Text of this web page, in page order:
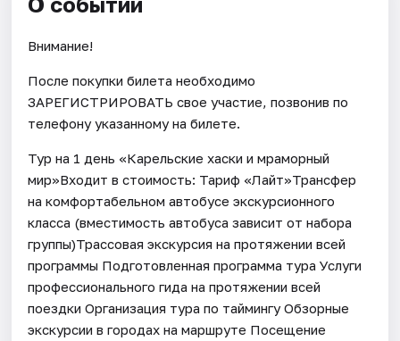
Внимание!
После покупки билета необходимо
ЗАРЕГИСТРИРОВАТЬ свое участие, позвонив по
телефону указанному на билете.
Тур на 1 день «Карельские хаски и мраморный
мир»Входит в стоимость: Тариф «Лайт»Трансфер
на комфортабельном автобусе экскурсионного
класса (вместимость автобуса зависит от набора
группы)Трассовая экскурсия на протяжении всей
программы Подготовленная программа тура Услуги
профессионального гида на протяжении всей
поездки Организация тура по таймингу Обзорные
экскурсии в городах на маршруте Посещение